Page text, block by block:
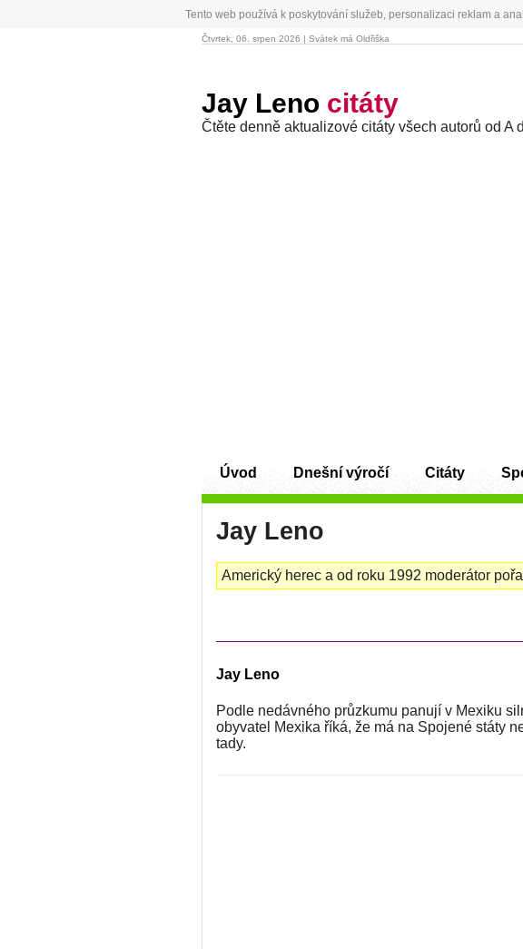
Tento web používá k poskytování služeb, personalizaci reklam a
Čtvrtek, 06. srpen 2026 | Svátek má Oldřiška
Jay Leno citáty
Čtěte denně aktualizové citáty všech autorů od A
Úvod Dnešní výročí Citáty
Jay Leno
Americký herec a od roku 1992 moderátor
Jay Leno
Podle nedávného průzkumu panují v Mexiku
obyvatel Mexika říká, že má na Spojené státy
tady.